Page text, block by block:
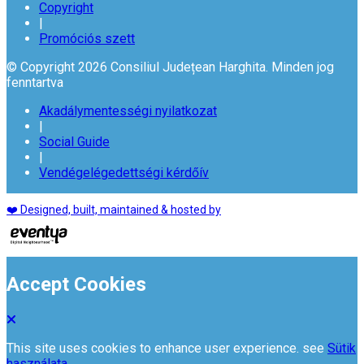
Copyright
|
Promóciós szett
© Copyright 2026 Consiliul Județean Harghita. Minden jog
fenntartva
Akadálymentességi nyilatkozat
|
Social Guide
|
Vendégelégedettségi kérdőív
❤️ Designed, built, maintained & hosted by
Accept Cookies
This site uses cookies to enhance user experience. see Sütik